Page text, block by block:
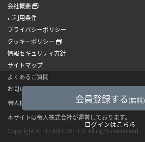
会員登録する(無料)
ログインはこちら
会社概要
ご利用条件
プライバシーポリシー
クッキーポリシー
情報セキュリティ方針
サイトマップ
よくあるご質問
お問い合わせ
本サイトは帝人株式会社が運営しております。
Copyright © TEIJIN LIMITED. All rights reserved.